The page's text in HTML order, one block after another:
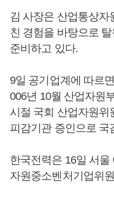
김 사장은 산업통상자
친 경험을 바탕으로
준비하고 있다.
9일 공기업계에 따르
006년 10월 산업자원
시절 국회 산업자원위
피감기관 증인으로 국
한국전력은 16일 서
자원중소벤처기업위